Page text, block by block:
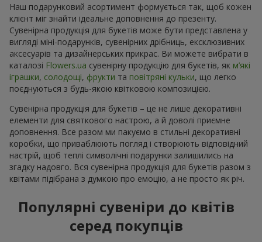
Наш подарунковий асортимент формується так, щоб кожен
клієнт міг знайти ідеальне доповнення до презенту.
Сувенірна продукція для букетів може бути представлена у
вигляді міні-подарунків, сувенірних дрібниць, ексклюзивних
аксесуарів та дизайнерських прикрас. Ви можете вибрати в
каталозі Flowers.ua cувенірну продукцію для букетів, як м’які
іграшки, солодощі, фрукти та повітряні кульки, що легко
поєднуються з будь-якою квітковою композицією.
Сувенірна продукція для букетів – це не лише декоративні
елементи для святкового настрою, а й доволі приємне
доповнення. Все разом ми пакуємо в стильні декоративні
коробки, що приваблюють погляд і створюють відповідний
настрій, щоб теплі символічні подарунки залишились на
згадку надовго. Вся сувенірна продукція для букетів разом з
квітами підібрана з думкою про емоцію, а не просто як річ.
Популярні сувеніри до квітів
серед покупців